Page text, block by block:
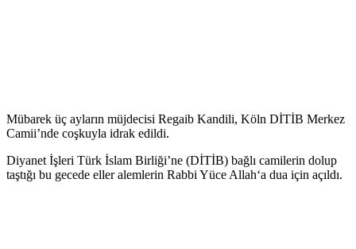
Mübarek üç ayların müjdecisi Regaib Kandili, Köln DİTİB Merkez
Camii’nde coşkuyla idrak edildi.
Diyanet İşleri Türk İslam Birliği’ne (DİTİB) bağlı camilerin dolup
taştığı bu gecede eller alemlerin Rabbi Yüce Allah‘a dua için açıldı.